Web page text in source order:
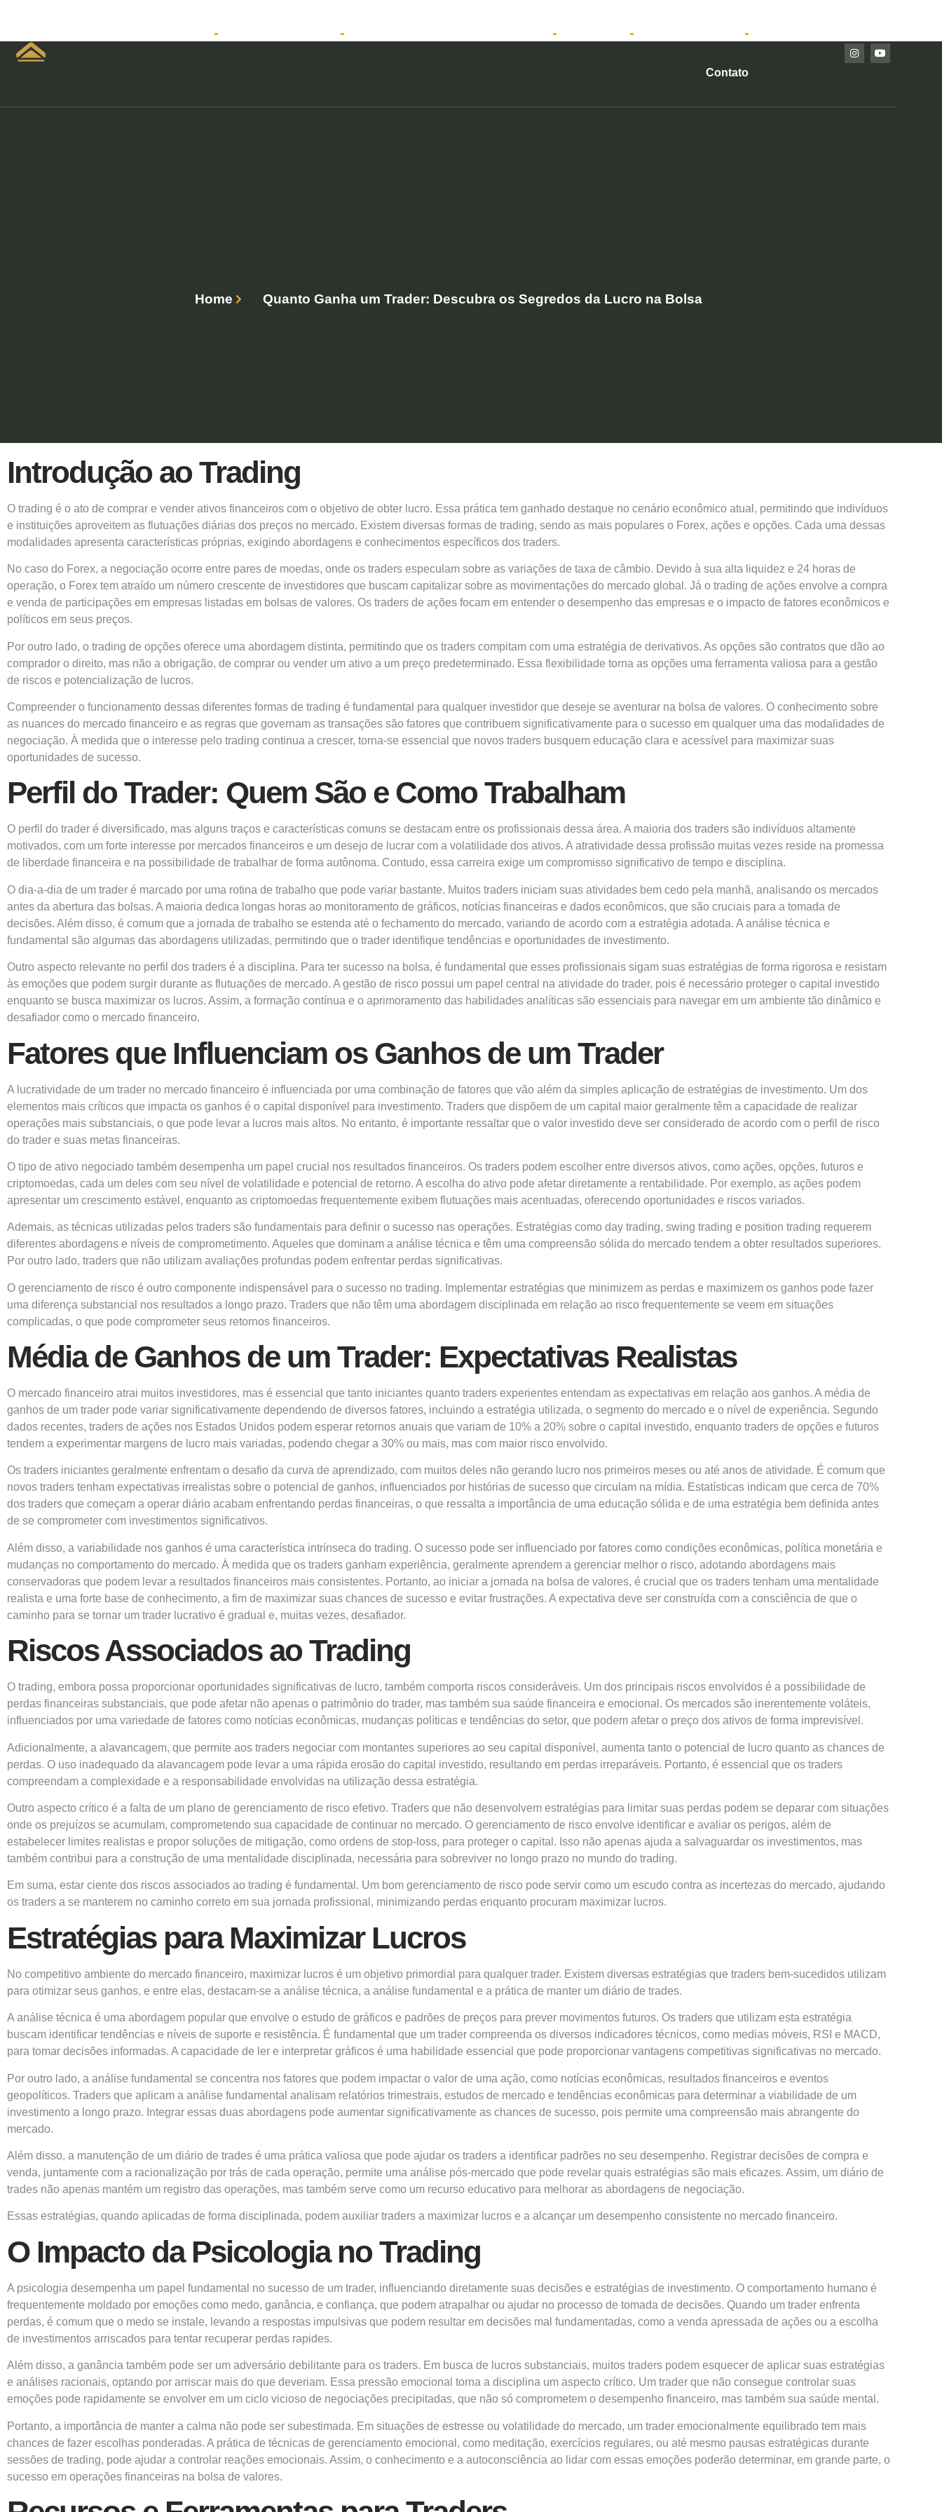
Contato
Home Quanto Ganha um Trader: Descubra os Segredos da Lucro na Bolsa
Introdução ao Trading
O trading é o ato de comprar e vender ativos financeiros com o objetivo de obter lucro. Essa prática tem ganhado destaque no cenário econômico atual, permitindo que indivíduos
e instituições aproveitem as flutuações diárias dos preços no mercado. Existem diversas formas de trading, sendo as mais populares o Forex, ações e opções. Cada uma dessas
modalidades apresenta características próprias, exigindo abordagens e conhecimentos específicos dos traders.
No caso do Forex, a negociação ocorre entre pares de moedas, onde os traders especulam sobre as variações de taxa de câmbio. Devido à sua alta liquidez e 24 horas de
operação, o Forex tem atraído um número crescente de investidores que buscam capitalizar sobre as movimentações do mercado global. Já o trading de ações envolve a compra
e venda de participações em empresas listadas em bolsas de valores. Os traders de ações focam em entender o desempenho das empresas e o impacto de fatores econômicos e
políticos em seus preços.
Por outro lado, o trading de opções oferece uma abordagem distinta, permitindo que os traders compitam com uma estratégia de derivativos. As opções são contratos que dão ao
comprador o direito, mas não a obrigação, de comprar ou vender um ativo a um preço predeterminado. Essa flexibilidade torna as opções uma ferramenta valiosa para a gestão
de riscos e potencialização de lucros.
Compreender o funcionamento dessas diferentes formas de trading é fundamental para qualquer investidor que deseje se aventurar na bolsa de valores. O conhecimento sobre
as nuances do mercado financeiro e as regras que governam as transações são fatores que contribuem significativamente para o sucesso em qualquer uma das modalidades de
negociação. À medida que o interesse pelo trading continua a crescer, torna-se essencial que novos traders busquem educação clara e acessível para maximizar suas
oportunidades de sucesso.
Perfil do Trader: Quem São e Como Trabalham
O perfil do trader é diversificado, mas alguns traços e características comuns se destacam entre os profissionais dessa área. A maioria dos traders são indivíduos altamente
motivados, com um forte interesse por mercados financeiros e um desejo de lucrar com a volatilidade dos ativos. A atratividade dessa profissão muitas vezes reside na promessa
de liberdade financeira e na possibilidade de trabalhar de forma autônoma. Contudo, essa carreira exige um compromisso significativo de tempo e disciplina.
O dia-a-dia de um trader é marcado por uma rotina de trabalho que pode variar bastante. Muitos traders iniciam suas atividades bem cedo pela manhã, analisando os mercados
antes da abertura das bolsas. A maioria dedica longas horas ao monitoramento de gráficos, notícias financeiras e dados econômicos, que são cruciais para a tomada de
decisões. Além disso, é comum que a jornada de trabalho se estenda até o fechamento do mercado, variando de acordo com a estratégia adotada. A análise técnica e
fundamental são algumas das abordagens utilizadas, permitindo que o trader identifique tendências e oportunidades de investimento.
Outro aspecto relevante no perfil dos traders é a disciplina. Para ter sucesso na bolsa, é fundamental que esses profissionais sigam suas estratégias de forma rigorosa e resistam
às emoções que podem surgir durante as flutuações de mercado. A gestão de risco possui um papel central na atividade do trader, pois é necessário proteger o capital investido
enquanto se busca maximizar os lucros. Assim, a formação contínua e o aprimoramento das habilidades analíticas são essenciais para navegar em um ambiente tão dinâmico e
desafiador como o mercado financeiro.
Fatores que Influenciam os Ganhos de um Trader
A lucratividade de um trader no mercado financeiro é influenciada por uma combinação de fatores que vão além da simples aplicação de estratégias de investimento. Um dos
elementos mais críticos que impacta os ganhos é o capital disponível para investimento. Traders que dispõem de um capital maior geralmente têm a capacidade de realizar
operações mais substanciais, o que pode levar a lucros mais altos. No entanto, é importante ressaltar que o valor investido deve ser considerado de acordo com o perfil de risco
do trader e suas metas financeiras.
O tipo de ativo negociado também desempenha um papel crucial nos resultados financeiros. Os traders podem escolher entre diversos ativos, como ações, opções, futuros e
criptomoedas, cada um deles com seu nível de volatilidade e potencial de retorno. A escolha do ativo pode afetar diretamente a rentabilidade. Por exemplo, as ações podem
apresentar um crescimento estável, enquanto as criptomoedas frequentemente exibem flutuações mais acentuadas, oferecendo oportunidades e riscos variados.
Ademais, as técnicas utilizadas pelos traders são fundamentais para definir o sucesso nas operações. Estratégias como day trading, swing trading e position trading requerem
diferentes abordagens e níveis de comprometimento. Aqueles que dominam a análise técnica e têm uma compreensão sólida do mercado tendem a obter resultados superiores.
Por outro lado, traders que não utilizam avaliações profundas podem enfrentar perdas significativas.
O gerenciamento de risco é outro componente indispensável para o sucesso no trading. Implementar estratégias que minimizem as perdas e maximizem os ganhos pode fazer
uma diferença substancial nos resultados a longo prazo. Traders que não têm uma abordagem disciplinada em relação ao risco frequentemente se veem em situações
complicadas, o que pode comprometer seus retornos financeiros.
Média de Ganhos de um Trader: Expectativas Realistas
O mercado financeiro atrai muitos investidores, mas é essencial que tanto iniciantes quanto traders experientes entendam as expectativas em relação aos ganhos. A média de
ganhos de um trader pode variar significativamente dependendo de diversos fatores, incluindo a estratégia utilizada, o segmento do mercado e o nível de experiência. Segundo
dados recentes, traders de ações nos Estados Unidos podem esperar retornos anuais que variam de 10% a 20% sobre o capital investido, enquanto traders de opções e futuros
tendem a experimentar margens de lucro mais variadas, podendo chegar a 30% ou mais, mas com maior risco envolvido.
Os traders iniciantes geralmente enfrentam o desafio da curva de aprendizado, com muitos deles não gerando lucro nos primeiros meses ou até anos de atividade. É comum que
novos traders tenham expectativas irrealistas sobre o potencial de ganhos, influenciados por histórias de sucesso que circulam na mídia. Estatísticas indicam que cerca de 70%
dos traders que começam a operar diário acabam enfrentando perdas financeiras, o que ressalta a importância de uma educação sólida e de uma estratégia bem definida antes
de se comprometer com investimentos significativos.
Além disso, a variabilidade nos ganhos é uma característica intrínseca do trading. O sucesso pode ser influenciado por fatores como condições econômicas, política monetária e
mudanças no comportamento do mercado. À medida que os traders ganham experiência, geralmente aprendem a gerenciar melhor o risco, adotando abordagens mais
conservadoras que podem levar a resultados financeiros mais consistentes. Portanto, ao iniciar a jornada na bolsa de valores, é crucial que os traders tenham uma mentalidade
realista e uma forte base de conhecimento, a fim de maximizar suas chances de sucesso e evitar frustrações. A expectativa deve ser construída com a consciência de que o
caminho para se tornar um trader lucrativo é gradual e, muitas vezes, desafiador.
Riscos Associados ao Trading
O trading, embora possa proporcionar oportunidades significativas de lucro, também comporta riscos consideráveis. Um dos principais riscos envolvidos é a possibilidade de
perdas financeiras substanciais, que pode afetar não apenas o patrimônio do trader, mas também sua saúde financeira e emocional. Os mercados são inerentemente voláteis,
influenciados por uma variedade de fatores como notícias econômicas, mudanças políticas e tendências do setor, que podem afetar o preço dos ativos de forma imprevisível.
Adicionalmente, a alavancagem, que permite aos traders negociar com montantes superiores ao seu capital disponível, aumenta tanto o potencial de lucro quanto as chances de
perdas. O uso inadequado da alavancagem pode levar a uma rápida erosão do capital investido, resultando em perdas irreparáveis. Portanto, é essencial que os traders
compreendam a complexidade e a responsabilidade envolvidas na utilização dessa estratégia.
Outro aspecto crítico é a falta de um plano de gerenciamento de risco efetivo. Traders que não desenvolvem estratégias para limitar suas perdas podem se deparar com situações
onde os prejuízos se acumulam, comprometendo sua capacidade de continuar no mercado. O gerenciamento de risco envolve identificar e avaliar os perigos, além de
estabelecer limites realistas e propor soluções de mitigação, como ordens de stop-loss, para proteger o capital. Isso não apenas ajuda a salvaguardar os investimentos, mas
também contribui para a construção de uma mentalidade disciplinada, necessária para sobreviver no longo prazo no mundo do trading.
Em suma, estar ciente dos riscos associados ao trading é fundamental. Um bom gerenciamento de risco pode servir como um escudo contra as incertezas do mercado, ajudando
os traders a se manterem no caminho correto em sua jornada profissional, minimizando perdas enquanto procuram maximizar lucros.
Estratégias para Maximizar Lucros
No competitivo ambiente do mercado financeiro, maximizar lucros é um objetivo primordial para qualquer trader. Existem diversas estratégias que traders bem-sucedidos utilizam
para otimizar seus ganhos, e entre elas, destacam-se a análise técnica, a análise fundamental e a prática de manter um diário de trades.
A análise técnica é uma abordagem popular que envolve o estudo de gráficos e padrões de preços para prever movimentos futuros. Os traders que utilizam esta estratégia
buscam identificar tendências e níveis de suporte e resistência. É fundamental que um trader compreenda os diversos indicadores técnicos, como medias móveis, RSI e MACD,
para tomar decisões informadas. A capacidade de ler e interpretar gráficos é uma habilidade essencial que pode proporcionar vantagens competitivas significativas no mercado.
Por outro lado, a análise fundamental se concentra nos fatores que podem impactar o valor de uma ação, como notícias econômicas, resultados financeiros e eventos
geopolíticos. Traders que aplicam a análise fundamental analisam relatórios trimestrais, estudos de mercado e tendências econômicas para determinar a viabilidade de um
investimento a longo prazo. Integrar essas duas abordagens pode aumentar significativamente as chances de sucesso, pois permite uma compreensão mais abrangente do
mercado.
Além disso, a manutenção de um diário de trades é uma prática valiosa que pode ajudar os traders a identificar padrões no seu desempenho. Registrar decisões de compra e
venda, juntamente com a racionalização por trás de cada operação, permite uma análise pós-mercado que pode revelar quais estratégias são mais eficazes. Assim, um diário de
trades não apenas mantém um registro das operações, mas também serve como um recurso educativo para melhorar as abordagens de negociação.
Essas estratégias, quando aplicadas de forma disciplinada, podem auxiliar traders a maximizar lucros e a alcançar um desempenho consistente no mercado financeiro.
O Impacto da Psicologia no Trading
A psicologia desempenha um papel fundamental no sucesso de um trader, influenciando diretamente suas decisões e estratégias de investimento. O comportamento humano é
frequentemente moldado por emoções como medo, ganância, e confiança, que podem atrapalhar ou ajudar no processo de tomada de decisões. Quando um trader enfrenta
perdas, é comum que o medo se instale, levando a respostas impulsivas que podem resultar em decisões mal fundamentadas, como a venda apressada de ações ou a escolha
de investimentos arriscados para tentar recuperar perdas rapides.
Além disso, a ganância também pode ser um adversário debilitante para os traders. Em busca de lucros substanciais, muitos traders podem esquecer de aplicar suas estratégias
e análises racionais, optando por arriscar mais do que deveriam. Essa pressão emocional torna a disciplina um aspecto crítico. Um trader que não consegue controlar suas
emoções pode rapidamente se envolver em um ciclo vicioso de negociações precipitadas, que não só comprometem o desempenho financeiro, mas também sua saúde mental.
Portanto, a importância de manter a calma não pode ser subestimada. Em situações de estresse ou volatilidade do mercado, um trader emocionalmente equilibrado tem mais
chances de fazer escolhas ponderadas. A prática de técnicas de gerenciamento emocional, como meditação, exercícios regulares, ou até mesmo pausas estratégicas durante
sessões de trading, pode ajudar a controlar reações emocionais. Assim, o conhecimento e a autoconsciência ao lidar com essas emoções poderão determinar, em grande parte, o
sucesso em operações financeiras na bolsa de valores.